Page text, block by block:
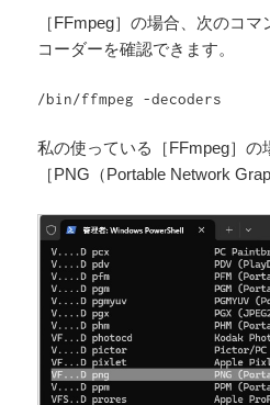
［FFmpeg］の場合、次のコ
コーダーを確認できます。
/bin/ffmpeg -decoders
私の使っている［FFmpeg］の
［PNG（Portable Network